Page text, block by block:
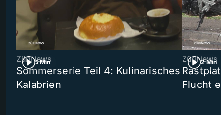
5 Min
ZüriNews
Sommerserie Teil 4: Kulinarisches
Kalabrien
2 Min
ZüriNews
Flucht